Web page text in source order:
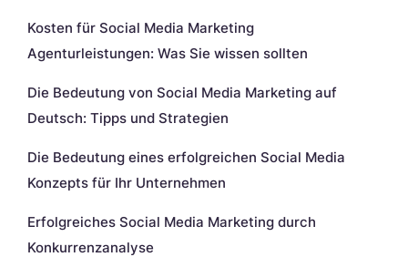
Kosten für Social Media Marketing
Agenturleistungen: Was Sie wissen sollten
Die Bedeutung von Social Media Marketing auf
Deutsch: Tipps und Strategien
Die Bedeutung eines erfolgreichen Social Media
Konzepts für Ihr Unternehmen
Erfolgreiches Social Media Marketing durch
Konkurrenzanalyse